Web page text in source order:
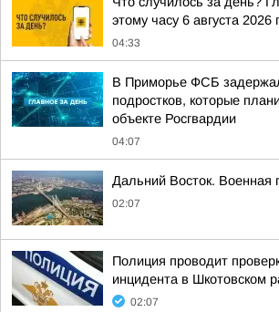
этому часу 6 августа 2026
04:33
В Приморье ФСБ
подростков, которые
объекте Росгвардии
04:07
Дальний Восток. Военная
02:07
Полиция проводит
инцидента в Шкотовском
02:07